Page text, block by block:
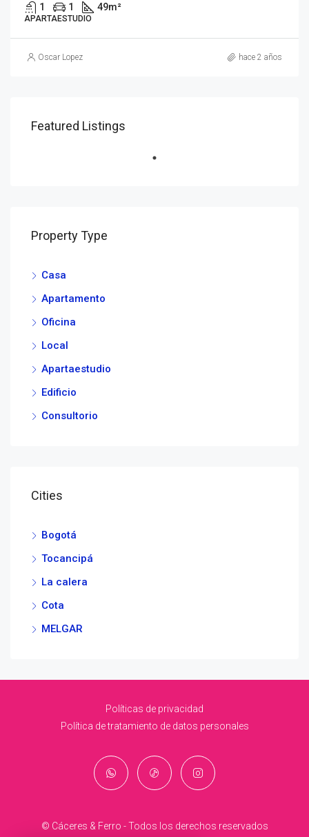
1 1 49m²
APARTAESTUDIO
Oscar Lopez hace 2 años
Featured Listings
Property Type
Casa
Apartamento
Oficina
Local
Apartaestudio
Edificio
Consultorio
Cities
Bogotá
Tocancipá
La calera
Cota
MELGAR
Políticas de privacidad
Política de tratamiento de datos personales
© Cáceres & Ferro - Todos los derechos reservados